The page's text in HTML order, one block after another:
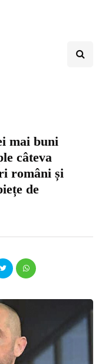
mai buni
câteva
români și
de